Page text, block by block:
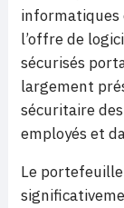
l’offre de
sécurisés
largement
sécuritaire
employés et
Le